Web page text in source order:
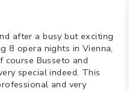
after a busy but exciting
8 opera nights in Vienna,
course Busseto and
special indeed. This
and very